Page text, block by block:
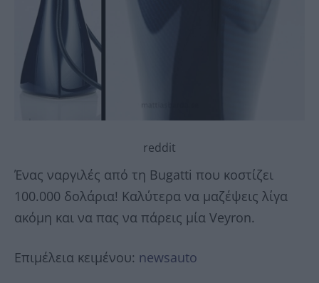
reddit
Ένας ναργιλές από τη Bugatti που κοστίζει
100.000 δολάρια! Καλύτερα να μαζέψεις λίγα
ακόμη και να πας να πάρεις μία Veyron.
Επιμέλεια κειμένου: newsauto